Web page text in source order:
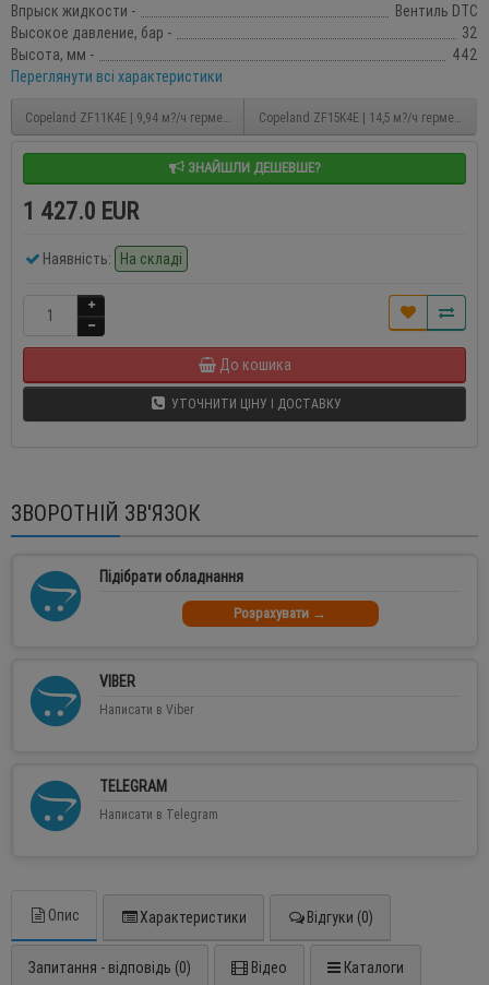
Впрыск жидкости -
Вентиль DTC
Высокое давление, бар -
32
Высота, мм -
442
Переглянути всі характеристики
Copeland ZF11K4E | 9,94 м?/ч герметичний спіральний компресор
Copeland ZF15K4E | 14,5 м?/ч
ЗНАЙШЛИ ДЕШЕВШЕ?
1 427.0 EUR
Наявність: На складі
До кошика
УТОЧНИТИ ЦІНУ І ДОСТАВКУ
ЗВОРОТНІЙ ЗВ'ЯЗОК
Підібрати обладнання
Розрахувати →
VIBER
Написати в Viber
TELEGRAM
Написати в Telegram
Опис Характеристики Відгуки (0)
Запитання - відповідь (0) Відео Каталоги